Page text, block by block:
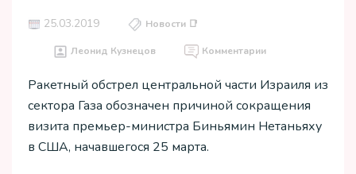
25.03.2019 Новости 📑
Леонид Кузнецов Комментарии
Ракетный обстрел центральной части Израиля из
сектора Газа обозначен причиной сокращения
визита премьер-министра Биньямин Нетаньяху
в США, начавшегося 25 марта.